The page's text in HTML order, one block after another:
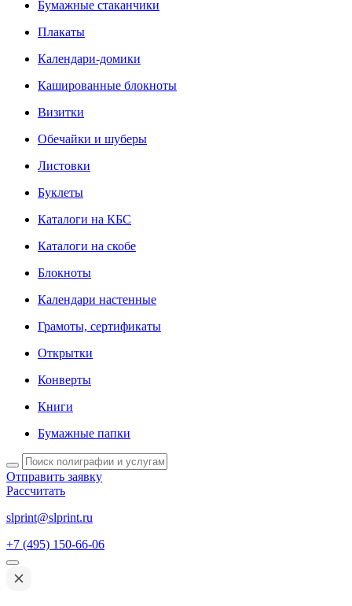
Бумажные стаканчики
Плакаты
Календари-домики
Кашированные блокноты
Визитки
Обечайки и шуберы
Листовки
Буклеты
Каталоги на КБС
Каталоги на скобе
Блокноты
Календари настенные
Грамоты, сертификаты
Открытки
Конверты
Книги
Бумажные папки
Отправить заявку
Рассчитать
slprint@slprint.ru
+7 (495) 150-66-06